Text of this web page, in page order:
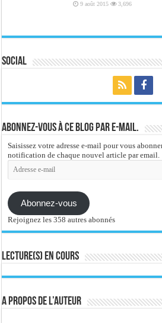
9 août 2015 3,696
Social
Abonnez-vous à ce blog par e-mail.
Saisissez votre adresse e-mail pour vous
notification de chaque nouvel article par email.
Adresse
e-
Abonnez-vous
Rejoignez les 358 autres abonnés
Lecture(s) en cours
A propos de l’auteur